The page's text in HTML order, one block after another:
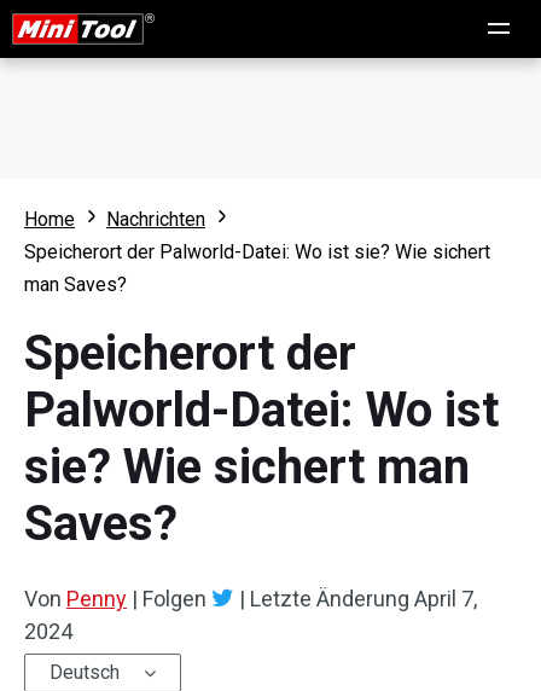
Home
Nachrichten
Speicherort der Palworld-Datei: Wo ist sie? Wie sichert
man Saves?
Speicherort der
Palworld-Datei: Wo ist
sie? Wie sichert man
Saves?
Von Penny | Folgen | Letzte Änderung April 7,
2024
Deutsch